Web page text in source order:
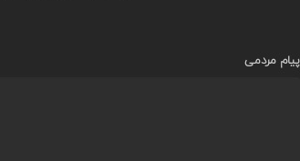
پیام مردمی